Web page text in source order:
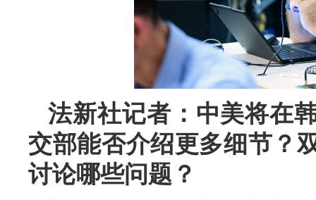
法新社记者：中美将在
交部能否介绍更多细节？
讨论哪些问题？